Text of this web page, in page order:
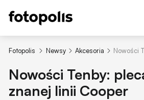
Fotopolis Newsy Akcesoria Nowości
Nowości Tenby:
znanej linii Cooper